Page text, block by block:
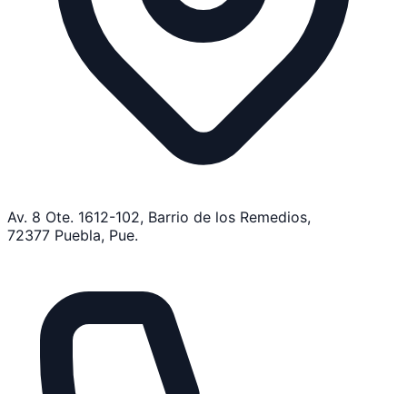
Av. 8 Ote. 1612-102, Barrio de los Remedios,
72377 Puebla, Pue.